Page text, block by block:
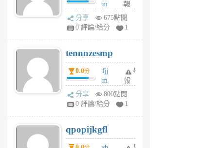
前
m
sg
sr
6
個
月
前
報
分享
675點閱
0 評論/給分
1
tennnzesmp
0.0分
fjj
m
w
rs
6
個
舉
報
分享
800點閱
0 評論/給分
1
qpopijkgfl